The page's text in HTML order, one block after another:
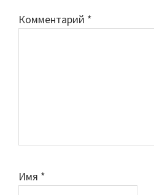
Комментарий *
Имя *